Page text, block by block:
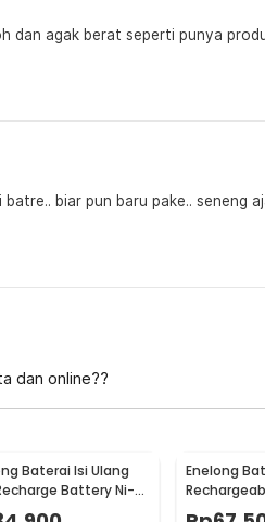
dan agak berat seperti punya
dan online??
Baterai Isi Ulang
Battery Ni-
900mAh 4 PCS -
Enelong
Ni-MH 1.2V